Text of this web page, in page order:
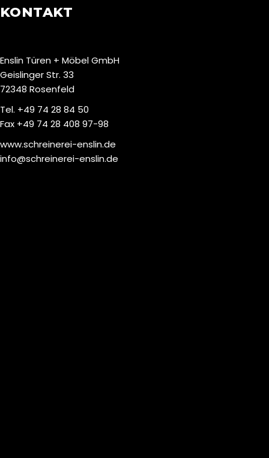
KONTAKT
Enslin Türen + Möbel GmbH
Geislinger Str. 33
72348 Rosenfeld
Tel. +49 74 28 84 50
Fax +49 74 28 408 97-98
www.schreinerei-enslin.de
info@schreinerei-enslin.de